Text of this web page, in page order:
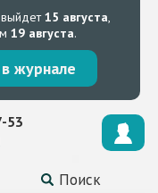
15 августа,
19 августа.
журнале
Поиск
53